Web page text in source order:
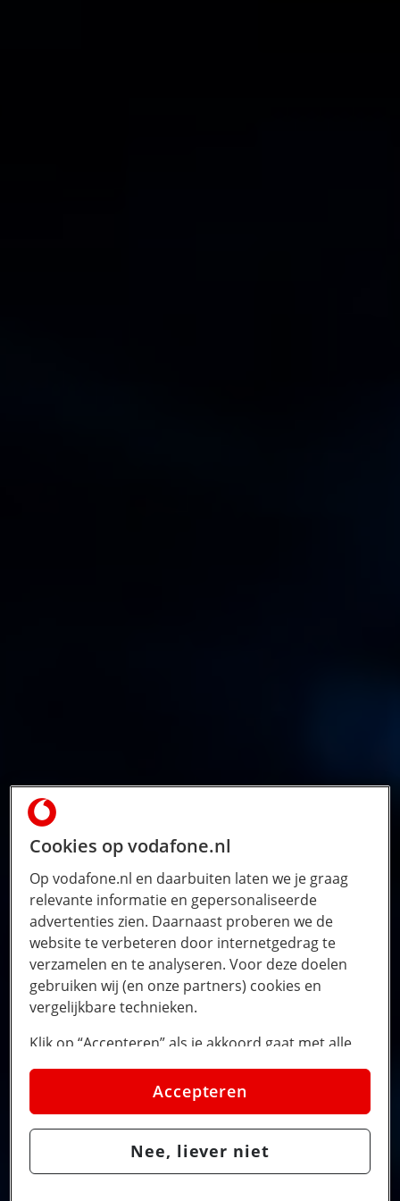
Cookies op vodafone.nl
Op vodafone.nl en daarbuiten laten we je graag
relevante informatie en gepersonaliseerde
advertenties zien. Daarnaast proberen we de
website te verbeteren door internetgedrag te
verzamelen en te analyseren. Voor deze doelen
gebruiken wij (en onze partners) cookies en
vergelijkbare technieken.
Klik op “Accepteren” als je akkoord gaat met alle
cookies. Kies je voor “Nee, liever niet”, dan
plaatsen we alleen strikt noodzakelijke cookies om
de website goed te laten werken. Dat betekent dat
we geen vormen van personalisatie toepassen.
Via cookie instellingen kan je zelf bepalen welke
Accepteren
Nee, liever niet